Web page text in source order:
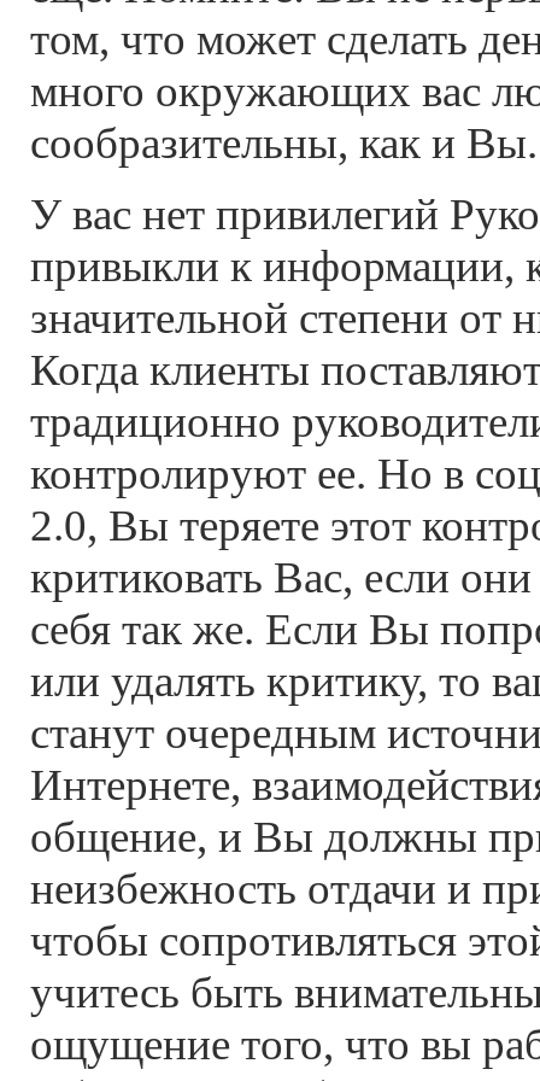
том, что может сделать
много окружающих вас
сообразительны, как и Вы.
У вас нет привилегий
привыкли к информации,
значительной степени от
Когда клиенты
традиционно
контролируют ее. Но в
2.0, Вы теряете этот
критиковать Вас, если
себя так же. Если Вы
или удалять критику, то
станут очередным
Интернете,
общение, и Вы должны
неизбежность отдачи и
чтобы сопротивляться
учитесь быть
ощущение того, что вы